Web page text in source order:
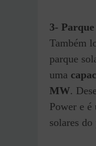
3-
Também
parque
uma
MW.
Power e é
solares do